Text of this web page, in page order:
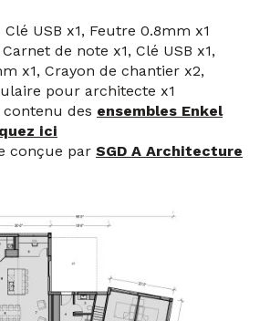
Clé USB x1, Feutre 0.8mm x1
de note x1, Clé USB x1,
x1, Crayon de chantier x2,
pour architecte x1
des ensembles Enkel
ici
conçue par SGD A Architecture